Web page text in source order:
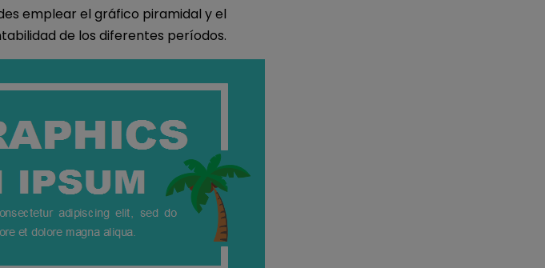
emplear el gráfico piramidal y el
de los diferentes períodos.